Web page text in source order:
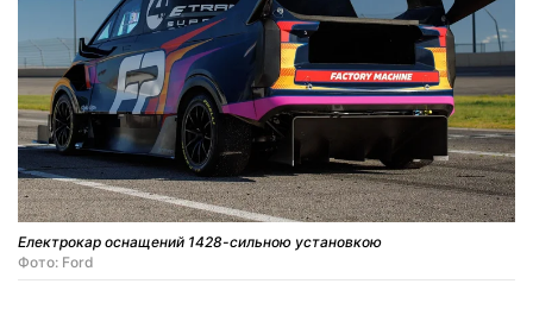
Електрокар оснащений 1428-сильною установкою
Фото: Ford